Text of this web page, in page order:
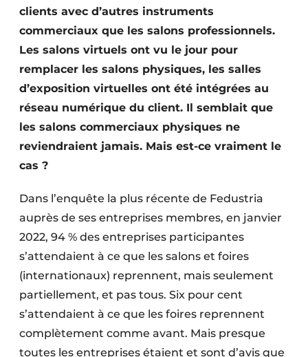
clients avec d’autres instruments
commerciaux que les salons professionnels.
Les salons virtuels ont vu le jour pour
remplacer les salons physiques, les salles
d’exposition virtuelles ont été intégrées au
réseau numérique du client. Il semblait que
les salons commerciaux physiques ne
reviendraient jamais. Mais est-ce vraiment le
cas ?
Dans l’enquête la plus récente de Fedustria
auprès de ses entreprises membres, en janvier
2022, 94 % des entreprises participantes
s’attendaient à ce que les salons et foires
(internationaux) reprennent, mais seulement
partiellement, et pas tous. Six pour cent
s’attendaient à ce que les foires reprennent
complètement comme avant. Mais presque
toutes les entreprises étaient et sont d’avis que